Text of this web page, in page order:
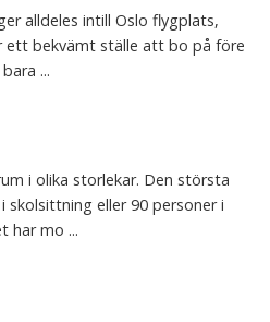
alldeles intill Oslo flygplats,
ett bekvämt ställe att bo på före
...
i olika storlekar. Den största
skolsittning eller 90 personer i
har mo ...